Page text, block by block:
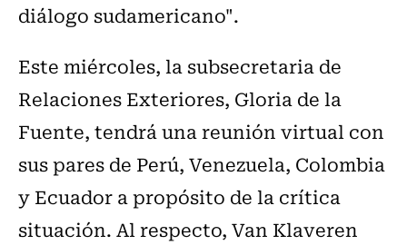
diálogo sudamericano".
Este miércoles, la subsecretaria de
Relaciones Exteriores, Gloria de la
Fuente, tendrá una reunión virtual con
sus pares de Perú, Venezuela, Colombia
y Ecuador a propósito de la crítica
situación. Al respecto, Van Klaveren